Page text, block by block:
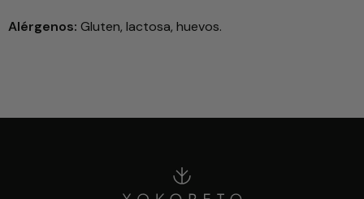
Alérgenos: Gluten, lactosa, huevos.